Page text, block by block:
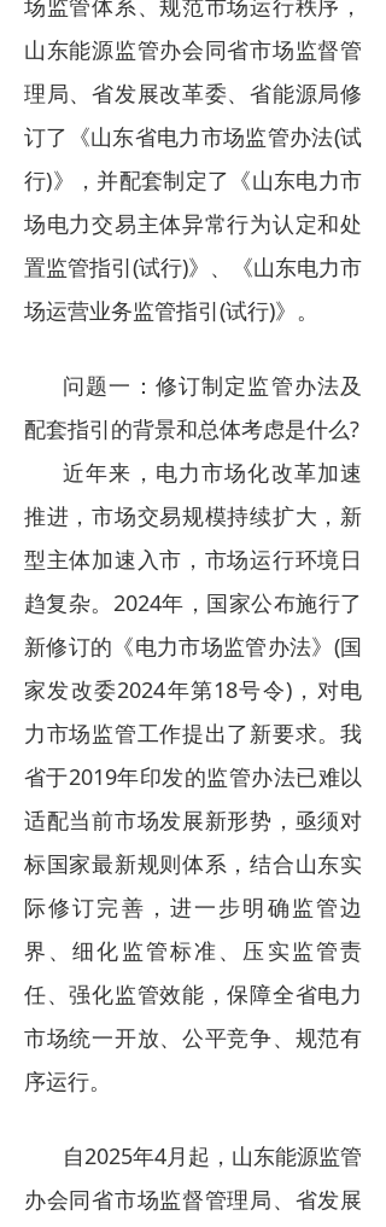
场监管体系、规范市场运行秩序，
山东能源监管办会同省市场监督管
理局、省发展改革委、省能源局修
订了《山东省电力市场监管办法(试
行)》，并配套制定了《山东电力市
场电力交易主体异常行为认定和处
置监管指引(试行)》、《山东电力市
场运营业务监管指引(试行)》。
问题一：修订制定监管办法及
配套指引的背景和总体考虑是什么?
近年来，电力市场化改革加速
推进，市场交易规模持续扩大，新
型主体加速入市，市场运行环境日
趋复杂。2024年，国家公布施行了
新修订的《电力市场监管办法》(国
家发改委2024年第18号令)，对电
力市场监管工作提出了新要求。我
省于2019年印发的监管办法已难以
适配当前市场发展新形势，亟须对
标国家最新规则体系，结合山东实
际修订完善，进一步明确监管边
界、细化监管标准、压实监管责
任、强化监管效能，保障全省电力
市场统一开放、公平竞争、规范有
序运行。
自2025年4月起，山东能源监管
办会同省市场监督管理局、省发展